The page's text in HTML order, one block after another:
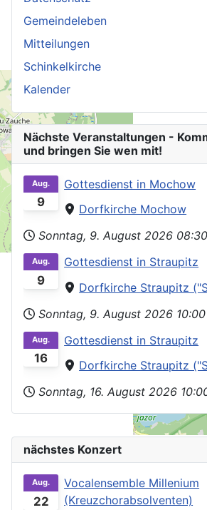
nächstes Konzert
22
Aug.
Vocalensemble Millenium
(Kreuzchorabsolventen)
−
© OpenStreetMap
Gemeindeleben
Mitteilungen
Schinkelkirche
Kalender
Nächste Veranstaltungen -
und bringen Sie wen mit!
9
Aug.
Gottesdienst in Mochow
Dorfkirche Mochow
Sonntag, 9. August 2026 08:30
9
Aug.
Gottesdienst in Straupitz
Dorfkirche Straupitz
Sonntag, 9. August 2026 10:00
16
Aug.
Gottesdienst in Straupitz
Dorfkirche Straupitz
Sonntag, 16. August 2026